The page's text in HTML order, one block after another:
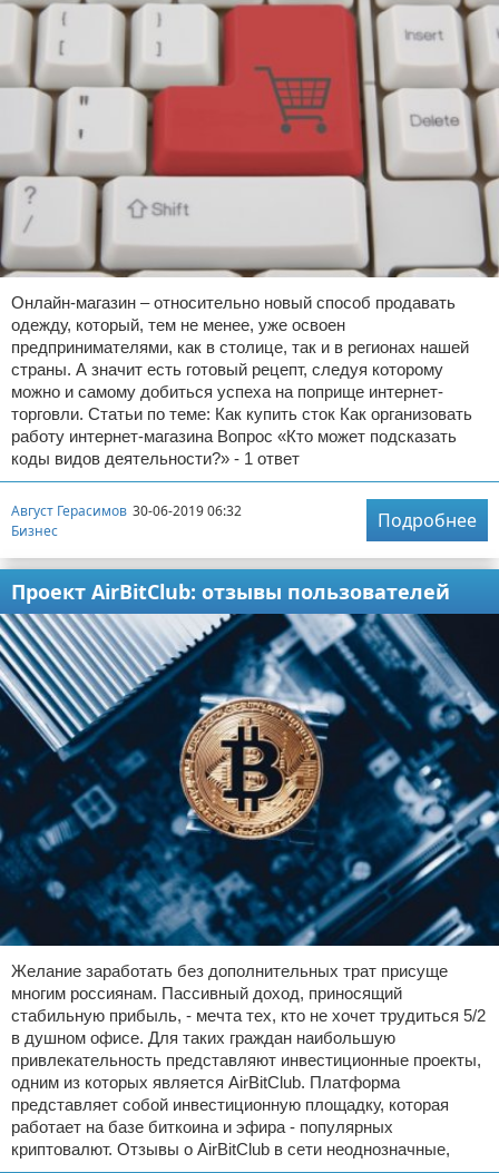
Онлайн-магазин – относительно новый способ продавать
одежду, который, тем не менее, уже освоен
предпринимателями, как в столице, так и в регионах нашей
страны. А значит есть готовый рецепт, следуя которому
можно и самому добиться успеха на поприще интернет-
торговли. Статьи по теме: Как купить сток Как организовать
работу интернет-магазина Вопрос «Кто может подсказать
коды видов деятельности?» - 1 ответ
Август Герасимов 30-06-2019 06:32
Бизнес
Подробнее
Проект AirBitClub: отзывы пользователей
Желание заработать без дополнительных трат присуще
многим россиянам. Пассивный доход, приносящий
стабильную прибыль, - мечта тех, кто не хочет трудиться 5/2
в душном офисе. Для таких граждан наибольшую
привлекательность представляют инвестиционные проекты,
одним из которых является AirBitClub. Платформа
представляет собой инвестиционную площадку, которая
работает на базе биткоина и эфира - популярных
криптовалют. Отзывы о AirBitClub в сети неоднозначные,